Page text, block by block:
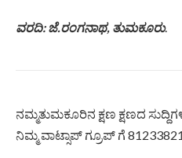
ವರದಿ: ಜೆ.ರಂಗನಾಥ, ತುಮಕೂರು.
ನಮ್ಮತುಮಕೂರಿನ ಕ್ಷಣ ಕ್ಷಣದ
ನಿಮ್ಮ ವಾಟ್ಸಾಪ್ ಗ್ರೂಪ್ ಗೆ